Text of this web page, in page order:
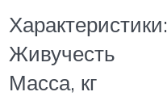
Характеристики:
Живучесть
Масса, кг